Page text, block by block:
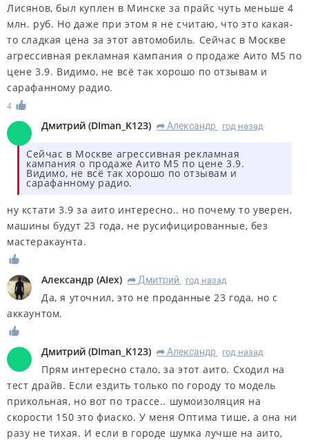
Лисянов, был куплен в Минске за прайс чуть меньше 4
млн. руб. Но даже при этом я не считаю, что это какая-
то сладкая цена за этот автомобиль. Сейчас в Москве
агрессивная рекламная кампания о продаже Аито М5 по
цене 3.9. Видимо, не всё так хорошо по отзывам и
сарафанному радио.
4
Дмитрий (DIman_K123) R Александр год назад
Сейчас в Москве агрессивная рекламная
кампания о продаже Аито М5 по цене 3.9.
Видимо, не всё так хорошо по отзывам и
сарафанному радио.
ну кстати 3.9 за аито интересно.. но почему то уверен,
машины будут 23 года, не русифицированные, без
мастеракаунта.
Александр (AIex) R Дмитрий год назад
Да, я уточнил, это не проданные 23 года, но с
аккаунтом.
Дмитрий (DIman_K123) R Александр год назад
Прям интересно стало, за этот аито. Сходил на
тест драйв. Если ездить только по городу то модель
прикольная, но вот по трассе.. шумоизоляция на
скорости 150 это фиаско. У меня Оптима тише, а она ни
разу не тихая. И если в городе шумка лучше на аито,